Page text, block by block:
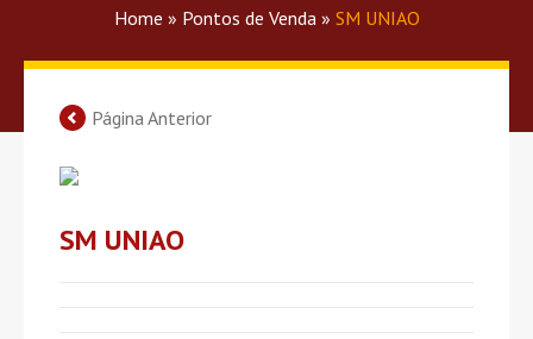
Home » Pontos de Venda » SM UNIAO
Página Anterior
SM UNIAO